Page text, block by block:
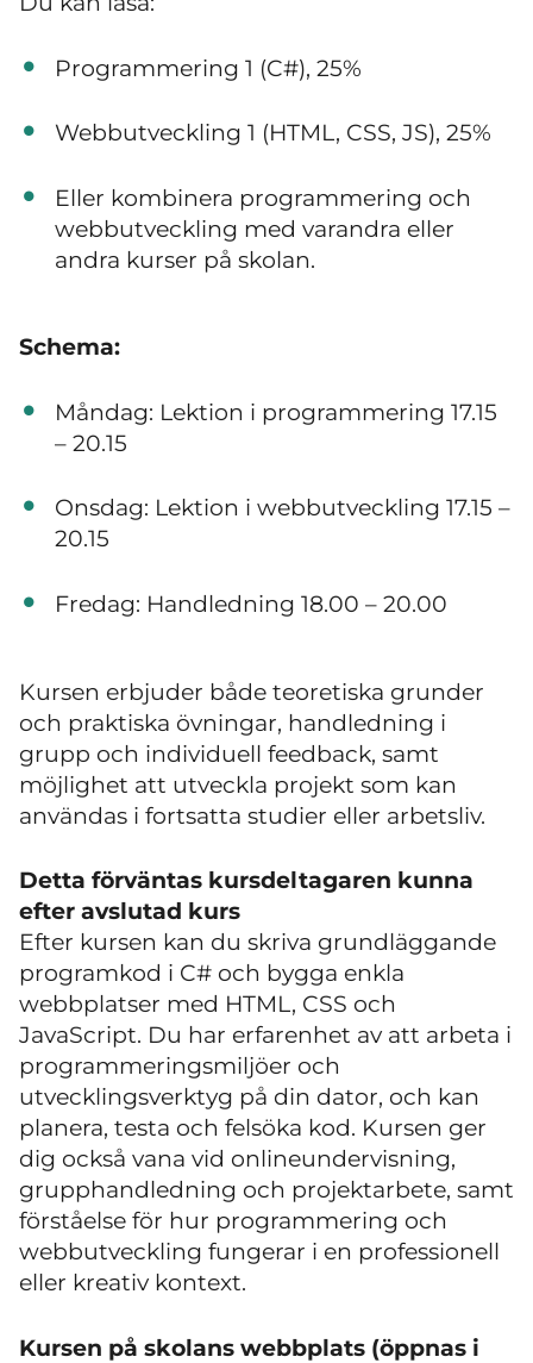
Programmering 1 (C#), 25%
Webbutveckling 1 (HTML, CSS, JS), 25%
Eller kombinera programmering och
webbutveckling med varandra eller
andra kurser på skolan.
Schema:
Måndag: Lektion i programmering 17.15
– 20.15
Onsdag: Lektion i webbutveckling 17.15 –
20.15
Fredag: Handledning 18.00 – 20.00
Kursen erbjuder både teoretiska grunder
och praktiska övningar, handledning i
grupp och individuell feedback, samt
möjlighet att utveckla projekt som kan
användas i fortsatta studier eller arbetsliv.
Detta förväntas kursdeltagaren kunna
efter avslutad kurs
Efter kursen kan du skriva grundläggande
programkod i C# och bygga enkla
webbplatser med HTML, CSS och
JavaScript. Du har erfarenhet av att arbeta i
programmeringsmiljöer och
utvecklingsverktyg på din dator, och kan
planera, testa och felsöka kod. Kursen ger
dig också vana vid onlineundervisning,
grupphandledning och projektarbete, samt
förståelse för hur programmering och
webbutveckling fungerar i en professionell
eller kreativ kontext.
Kursen på skolans webbplats (öppnas i